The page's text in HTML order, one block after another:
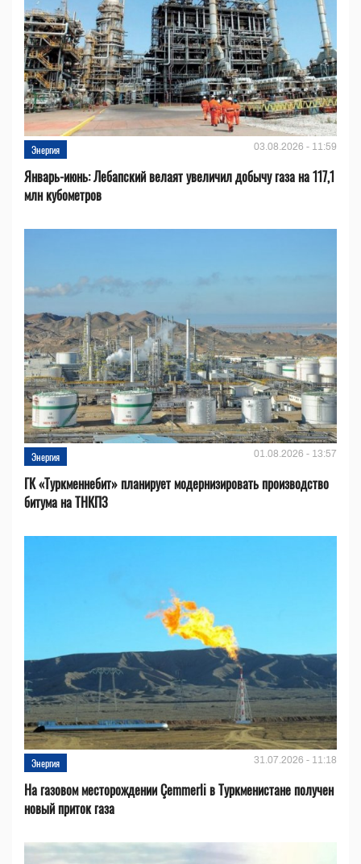
Энергия 03.08.2026 - 11:59
Январь-июнь: Лебапский велаят увеличил добычу газа на 117,1
млн кубометров
Энергия 01.08.2026 - 13:57
ГК «Туркменнебит» планирует модернизировать производство
битума на ТНКПЗ
Энергия 31.07.2026 - 11:18
На газовом месторождении Çemmerli в Туркменистане получен
новый приток газа